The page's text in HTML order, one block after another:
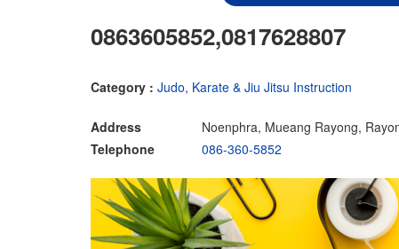
0863605852,0817628807
Category : Judo, Karate & Jiu Jitsu Instruction
Address
Noenphra, Mueang Rayong,
Telephone
086-360-5852